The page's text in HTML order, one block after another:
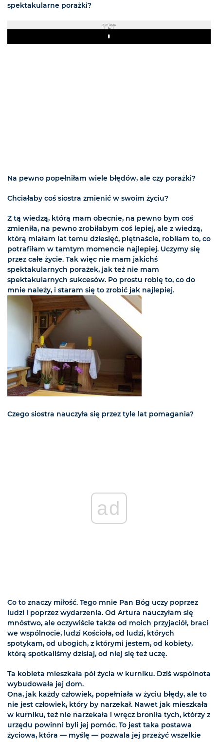
spektakularne porażki?
REKLAMA
Play
Na pewno popełniłam wiele błędów, ale czy porażki?
Chciałaby coś siostra zmienić w swoim życiu?
Z tą wiedzą, którą mam obecnie, na pewno bym coś
zmieniła, na pewno zrobiłabym coś lepiej, ale z wiedzą,
którą miałam lat temu dziesięć, piętnaście, robiłam to, co
potrafiłam w tamtym momencie najlepiej. Uczymy się
przez całe życie. Tak więc nie mam jakichś
spektakularnych porażek, jak też nie mam
spektakularnych sukcesów. Po prostu robię to, co do
mnie należy, i staram się to zrobić jak najlepiej.
Czego siostra nauczyła się przez tyle lat pomagania?
ad
Co to znaczy miłość. Tego mnie Pan Bóg uczy poprzez
ludzi i poprzez wydarzenia. Od Artura nauczyłam się
mnóstwo, ale oczywiście także od moich przyjaciół, braci
we wspólnocie, ludzi Kościoła, od ludzi, których
spotykam, od ubogich, z którymi jestem, od kobiety,
którą spotkaliśmy dzisiaj, od niej się też uczę.
Ta kobieta mieszkała pół życia w kurniku. Dziś wspólnota
wybudowała jej dom.
Ona, jak każdy człowiek, popełniała w życiu błędy, ale to
nie jest człowiek, który by narzekał. Nawet jak mieszkała
w kurniku, też nie narzekała i wręcz broniła tych, którzy z
urzędu powinni byli jej pomóc. To jest taka postawa
życiowa, która — myślę — pozwala jej przeżyć wszelkie